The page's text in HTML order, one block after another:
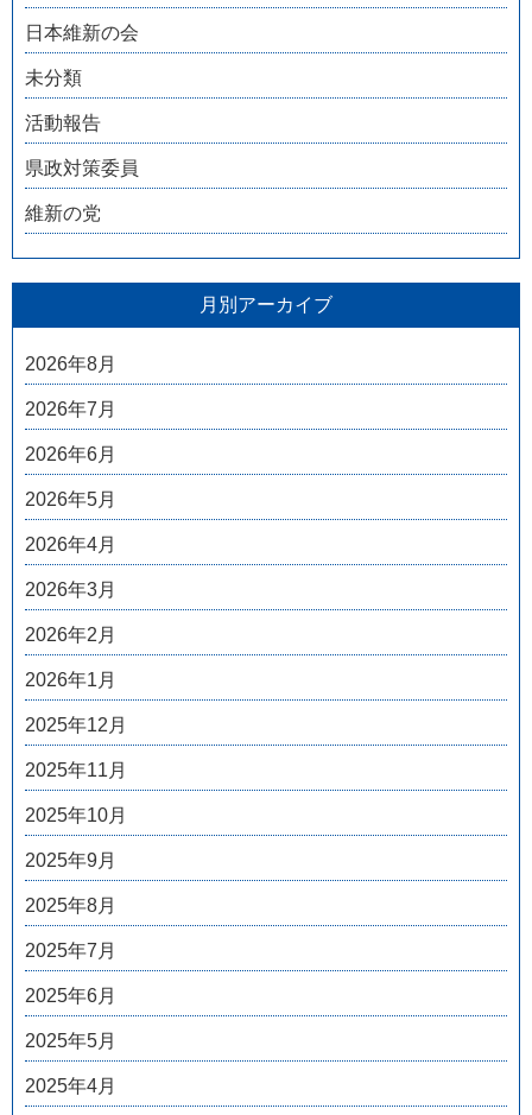
日本維新の会
未分類
活動報告
県政対策委員
維新の党
月別アーカイブ
2026年8月
2026年7月
2026年6月
2026年5月
2026年4月
2026年3月
2026年2月
2026年1月
2025年12月
2025年11月
2025年10月
2025年9月
2025年8月
2025年7月
2025年6月
2025年5月
2025年4月